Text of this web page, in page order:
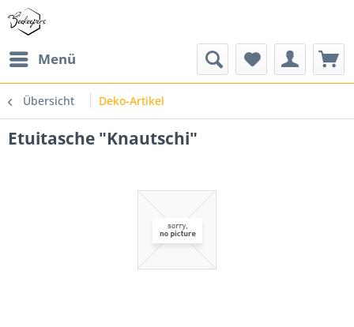
Menü
Übersicht Deko-Artikel
Etuitasche "Knautschi"